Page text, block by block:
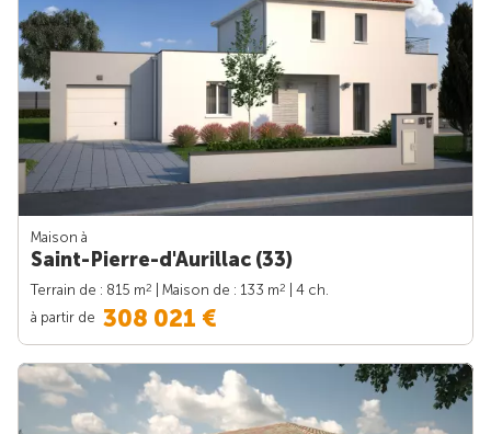
Maison à
Saint-Pierre-d'Aurillac (33)
Terrain de : 815 m2 | Maison de : 133 m2
| 4 ch.
à partir de 308 021 €